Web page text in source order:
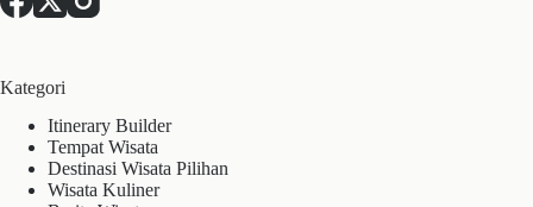
Kategori
Itinerary Builder
Tempat Wisata
Destinasi Wisata Pilihan
Wisata Kuliner